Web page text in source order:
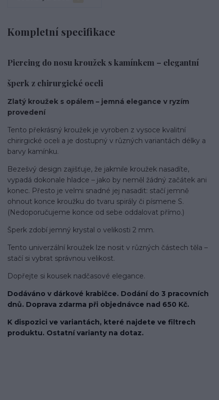
Kompletní specifikace
Piercing do nosu kroužek s kamínkem – elegantní
šperk z chirurgické oceli
Zlatý kroužek s opálem – jemná elegance v ryzím
provedení
Tento překrásný kroužek je vyroben z vysoce kvalitní
chirirgické oceli a je dostupný v různých variantách délky a
barvy kamínku.
Bezešvý design zajišťuje, že jakmile kroužek nasadíte,
vypadá dokonale hladce – jako by neměl žádný začátek ani
konec. Přesto je velmi snadné jej nasadit: stačí jemně
ohnout konce kroužku do tvaru spirály či písmene S.
(Nedoporučujeme konce od sebe oddalovat přímo.)
Šperk zdobí jemný krystal o velikosti 2 mm.
Tento univerzální kroužek lze nosit v různých částech těla –
stačí si vybrat správnou velikost.
Dopřejte si kousek nadčasové elegance.
Dodáváno v dárkové krabičce. Dodání do 3 pracovních
dnů. Doprava zdarma při objednávce nad 650 Kč.
K dispozici ve variantách, které najdete ve filtrech
produktu. Ostatní varianty na dotaz.